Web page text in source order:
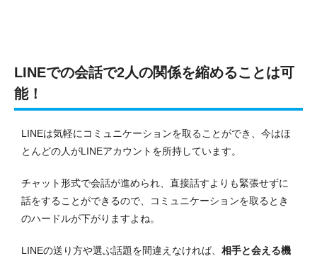
LINEでの会話で2人の関係を縮めることは可
能！
LINEは気軽にコミュニケーションを取ることができ、今はほ
とんどの人がLINEアカウントを所持しています。
チャット形式で会話が進められ、直接話すよりも緊張せずに
話をすることができるので、コミュニケーションを取るとき
のハードルが下がりますよね。
LINEの送り方や選ぶ話題を間違えなければ、 相手と会える機